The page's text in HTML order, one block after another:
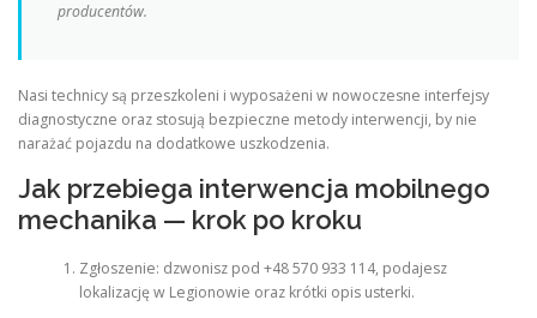
producentów.
Nasi technicy są przeszkoleni i wyposażeni w nowoczesne interfejsy
diagnostyczne oraz stosują bezpieczne metody interwencji, by nie
narażać pojazdu na dodatkowe uszkodzenia.
Jak przebiega interwencja mobilnego
mechanika — krok po kroku
Zgłoszenie: dzwonisz pod +48 570 933 114, podajesz
lokalizację w Legionowie oraz krótki opis usterki.